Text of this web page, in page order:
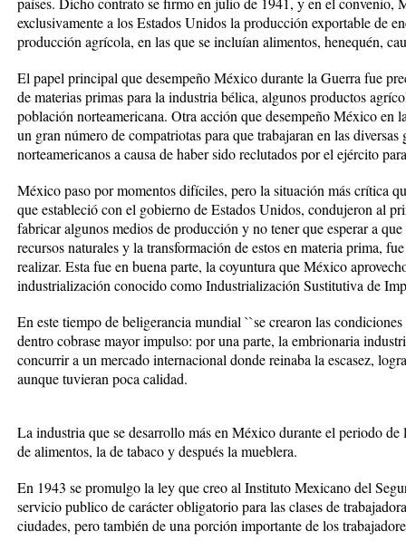
exclusivamente a los Estados Unidos la producción exportable de
producción agrícola, en las que se incluían alimentos, henequén,
El papel principal que desempeño México durante la Guerra fue
de materias primas para la industria bélica, algunos productos
población norteamericana. Otra acción que desempeño México en
un gran número de compatriotas para que trabajaran en las
norteamericanos a causa de haber sido reclutados por el ejército
México paso por momentos difíciles, pero la situación más crítica
que estableció con el gobierno de Estados Unidos, condujeron al
fabricar algunos medios de producción y no tener que esperar a
recursos naturales y la transformación de estos en materia prima,
realizar. Esta fue en buena parte, la coyuntura que México
industrialización conocido como Industrialización Sustitutiva de
En este tiempo de beligerancia mundial ``se crearon las
dentro cobrase mayor impulso: por una parte, la embrionaria
concurrir a un mercado internacional donde reinaba la escasez,
aunque tuvieran poca calidad.
La industria que se desarrollo más en México durante el periodo
de alimentos, la de tabaco y después la mueblera.
En 1943 se promulgo la ley que creo al Instituto Mexicano del
servicio publico de carácter obligatorio para las clases de
ciudades, pero también de una porción importante de los